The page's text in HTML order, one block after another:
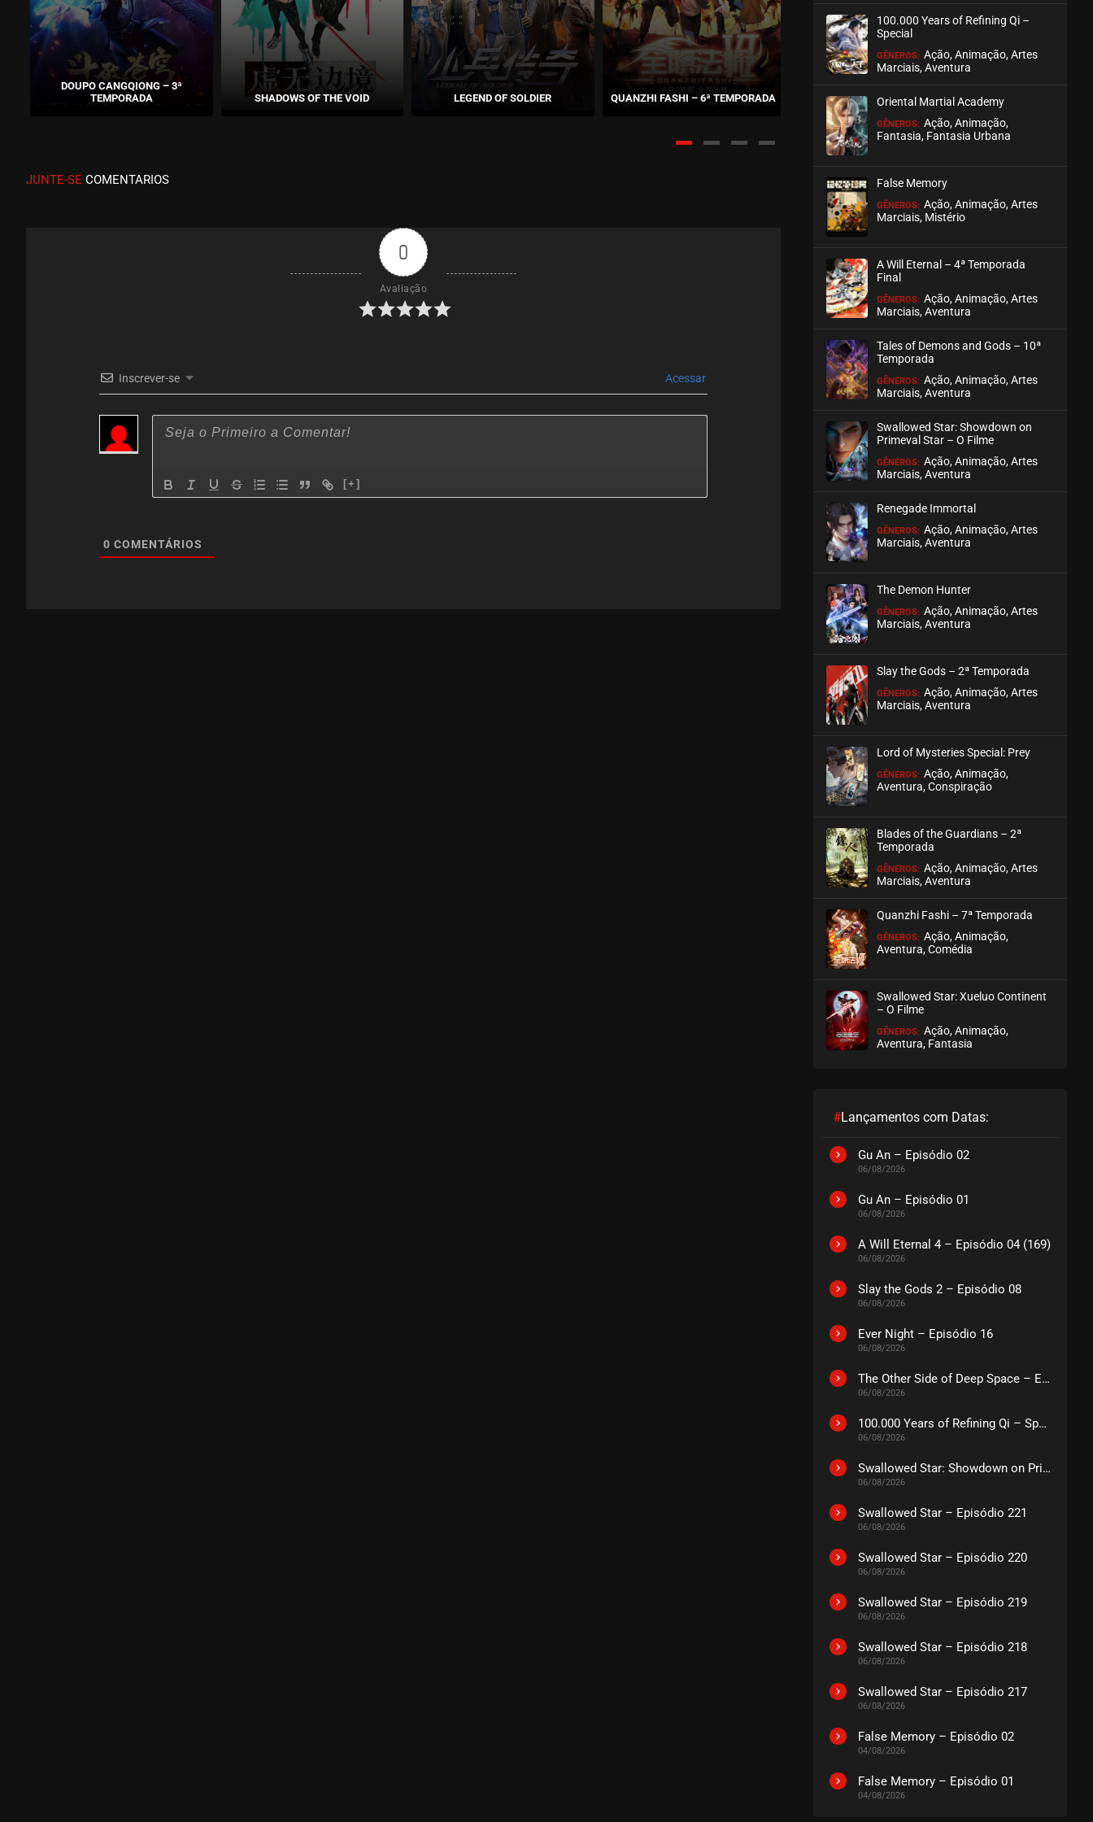
ASSISTIDO
ASSISTIDO
EPISÓDIO 209
ASSISTIDO
ASSISTIDO
ASSISTIDO
EPISÓDIO 206
ASSISTIDO
EPISÓDIO 205
EPISÓDIO 204
EPISÓDIO 199
ASSISTIDO
EPISÓDIO 194
ASSISTIDO
EPISÓDIO 193
EPISÓDIO 192
julho 21, 2026
julho 21, 2026
EPISÓDIO 188
DOUPO CANGQIONG – 3ª
TEMPORADA
SHADOWS OF THE VOID LEGEND OF SOLDIER QUANZHI FASHI – 6ª TEMPORADA DI WANG GONG LUE
JUNTE-SE COMENTARIOS
0
Avaliação
Inscrever-se Acessar
[+]
0 COMENTÁRIOS
100.000 Years of Refining Qi –
Special
GÊNEROS: Ação, Animação, Artes
Marciais, Aventura
Oriental Martial Academy
GÊNEROS: Ação, Animação,
Fantasia, Fantasia Urbana
False Memory
GÊNEROS: Ação, Animação, Artes
Marciais, Mistério
A Will Eternal – 4ª Temporada
Final
GÊNEROS: Ação, Animação, Artes
Marciais, Aventura
Tales of Demons and Gods – 10ª
Temporada
GÊNEROS: Ação, Animação, Artes
Marciais, Aventura
Swallowed Star: Showdown on
Primeval Star – O Filme
GÊNEROS: Ação, Animação, Artes
Marciais, Aventura
Renegade Immortal
GÊNEROS: Ação, Animação, Artes
Marciais, Aventura
The Demon Hunter
GÊNEROS: Ação, Animação, Artes
Marciais, Aventura
Slay the Gods – 2ª Temporada
GÊNEROS: Ação, Animação, Artes
Marciais, Aventura
Lord of Mysteries Special: Prey
GÊNEROS: Ação, Animação,
Aventura, Conspiração
Blades of the Guardians – 2ª
Temporada
GÊNEROS: Ação, Animação, Artes
Marciais, Aventura
Quanzhi Fashi – 7ª Temporada
GÊNEROS: Ação, Animação,
Aventura, Comédia
Swallowed Star: Xueluo Continent
– O Filme
GÊNEROS: Ação, Animação,
Aventura, Fantasia
#Lançamentos com Datas:
Gu An – Episódio 02
06/08/2026
Gu An – Episódio 01
06/08/2026
A Will Eternal 4 – Episódio 04 (169)
06/08/2026
Slay the Gods 2 – Episódio 08
06/08/2026
Ever Night – Episódio 16
06/08/2026
The Other Side of Deep Space – Episódio 14
06/08/2026
100.000 Years of Refining Qi – Special
06/08/2026
Swallowed Star: Showdown on Primeval Star – O Filme
06/08/2026
Swallowed Star – Episódio 221
06/08/2026
Swallowed Star – Episódio 220
06/08/2026
Swallowed Star – Episódio 219
06/08/2026
Swallowed Star – Episódio 218
06/08/2026
Swallowed Star – Episódio 217
06/08/2026
False Memory – Episódio 02
04/08/2026
False Memory – Episódio 01
04/08/2026